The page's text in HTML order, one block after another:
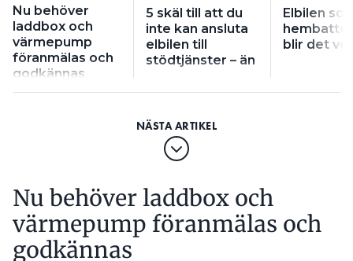
Nu behöver
laddbox och
värmepump
föranmälas och
godkännas
5 skäl till att du
inte kan ansluta
elbilen till
stödtjänster – än
Elbilen
blir det
Nu behöver laddbox och
värmepump föranmälas och
godkännas